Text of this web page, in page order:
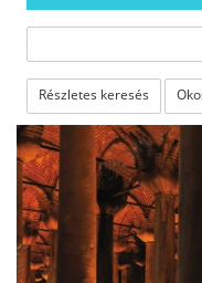
Részletes keresés